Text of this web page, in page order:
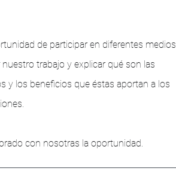
de participar en diferentes medios
trabajo y explicar qué son las
y los beneficios que éstas aportan a los
con nosotras la oportunidad.